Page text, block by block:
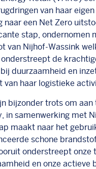
van haar
naar een Net Zero
stap, ondernomen
van Nijhof-Wassink
de
duurzaamheid en
van haar logistieke
bijzonder trots om
, in samenwerking met
maakt naar het
schone
onderstreept onze
en onze actieve